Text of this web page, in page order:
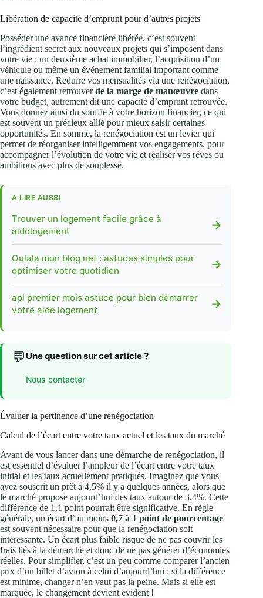
Libération de capacité d’emprunt pour d’autres projets
Posséder une avance financière libérée, c’est souvent
l’ingrédient secret aux nouveaux projets qui s’imposent dans
votre vie : un deuxième achat immobilier, l’acquisition d’un
véhicule ou même un événement familial important comme
une naissance. Réduire vos mensualités via une renégociation,
c’est également retrouverde la marge de manœuvre dans
votre budget, autrement dit une capacité d’emprunt retrouvée.
Vous donnez ainsi du souffle à votre horizon financier, ce qui
est souvent un précieux allié pour mieux saisir certaines
opportunités. En somme, la renégociation est un levier qui
permet de réorganiser intelligemment vos engagements, pour
accompagner l’évolution de votre vie et réaliser vos rêves ou
ambitions avec plus de souplesse.
A LIRE AUSSI
Trouver un logement facile grâce à
aidologement
→
Oulala mon blog net : astuces simples pour
optimiser votre quotidien
→
apl premier mois astuce pour bien démarrer
votre aide logement
→
💬 Une question sur cet article ?
Nous contacter
Évaluer la pertinence d’une renégociation
Calcul de l’écart entre votre taux actuel et les taux du marché
Avant de vous lancer dans une démarche de renégociation, il
est essentiel d’évaluer l’ampleur de l’écart entre votre taux
initial et les taux actuellement pratiqués. Imaginez que vous
ayez souscrit un prêt à 4,5% il y a quelques années, alors que
le marché propose aujourd’hui des taux autour de 3,4%. Cette
différence de 1,1 point pourrait être significative. En règle
générale, un écart d’au moins 0,7 à 1 point de pourcentage
est souvent nécessaire pour que la renégociation soit
intéressante. Un écart plus faible risque de ne pas couvrir les
frais liés à la démarche et donc de ne pas générer d’économies
réelles. Pour simplifier, c’est un peu comme comparer l’ancien
prix d’un billet d’avion à celui d’aujourd’hui : si la différence
est minime, changer n’en vaut pas la peine. Mais si elle est
marquée, le changement devient évident !